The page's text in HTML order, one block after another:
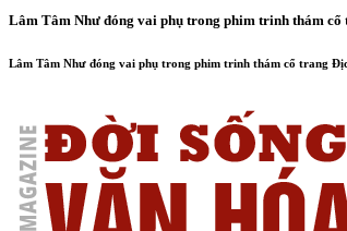
Lâm Tâm Như đóng vai phụ trong phim trinh thám
Lâm Tâm Như đóng vai phụ trong phim trinh thám cổ trang